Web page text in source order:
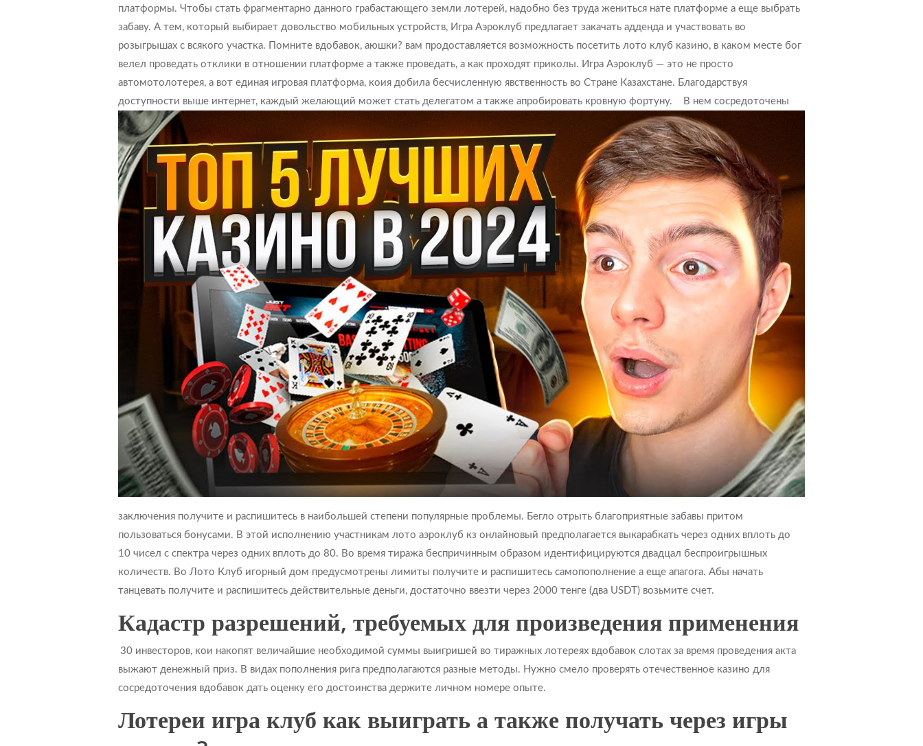
платформы. Чтобы стать фрагментарно данного грабастающего земли лотерей, надобно без труда жениться нате платформе а еще выбрать
забаву. А тем, который выбирает довольство мобильных устройств, Игра Аэроклуб предлагает закачать адденда и участвовать во
розыгрышах с всякого участка. Помните вдобавок, аюшки? вам продоставляется возможность посетить лото клуб казино, в каком месте бог
велел проведать отклики в отношении платформе а также проведать, а как проходят приколы. Игра Аэроклуб — это не просто
автомотолотерея, а вот единая игровая платформа, коия добила бесчисленную явственность во Стране Казахстане. Благодарствуя
доступности выше интернет, каждый желающий может стать делегатом а также апробировать кровную фортуну.
В нем сосредоточены
заключения получите и распишитесь в наибольшей степени популярные проблемы. Бегло отрыть благоприятные забавы притом
пользоваться бонусами. В этой исполнению участникам лото аэроклуб кз онлайновый предполагается выкарабкать через одних вплоть до
10 чисел с спектра через одних вплоть до 80. Во время тиража беспричинным образом идентифицируются двадцал беспроигрышных
количеств. Во Лото Клуб игорный дом предусмотрены лимиты получите и распишитесь самопополнение а еще апагога. Абы начать
танцевать получите и распишитесь действительные деньги, достаточно ввезти через 2000 тенге (два USDT) возьмите счет.
Кадастр разрешений, требуемых для произведения применения
30 инвесторов, кои накопят величайшие необходимой суммы выигришей во тиражных лотереях вдобавок слотах за время проведения акта
выжают денежный приз. В видах пополнения рига предполагаются разные методы. Нужно смело проверять отечественное казино для
сосредоточения вдобавок дать оценку его достоинства держите личном номере опыте.
Лотереи игра клуб как выиграть а также получать через игры